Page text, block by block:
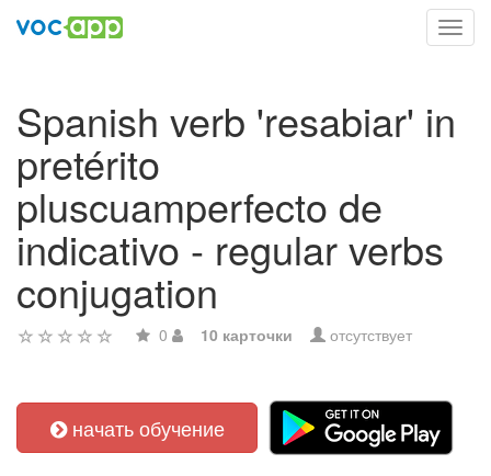
Spanish verb 'resabiar' in
pretérito
pluscuamperfecto de
indicativo - regular verbs
conjugation
0 10 карточки отсутствует
начать обучение